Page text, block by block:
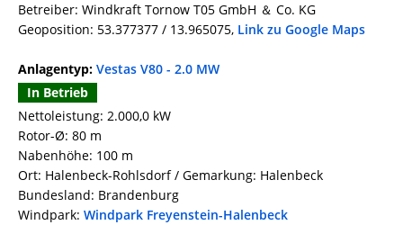
Betreiber: Windkraft Tornow T05 GmbH ＆ Co. KG
Geoposition: 53.377377 / 13.965075, Link zu Google Maps
Anlagentyp: Vestas V80 - 2.0 MW
In Betrieb
Nettoleistung: 2.000,0 kW
Rotor-Ø: 80 m
Nabenhöhe: 100 m
Ort: Halenbeck-Rohlsdorf / Gemarkung: Halenbeck
Bundesland: Brandenburg
Windpark: Windpark Freyenstein-Halenbeck